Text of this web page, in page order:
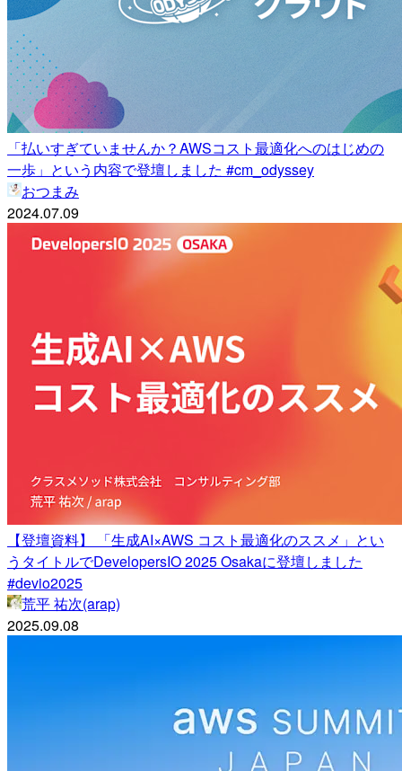
「払いすぎていませんか？AWSコスト最適化へのはじめの
一歩」という内容で登壇しました #cm_odyssey
おつまみ
2024.07.09
【登壇資料】 「生成AI×AWS コスト最適化のススメ」とい
うタイトルでDevelopersIO 2025 Osakaに登壇しました
#devio2025
荒平 祐次(arap)
2025.09.08